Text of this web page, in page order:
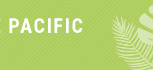
PACIFIC